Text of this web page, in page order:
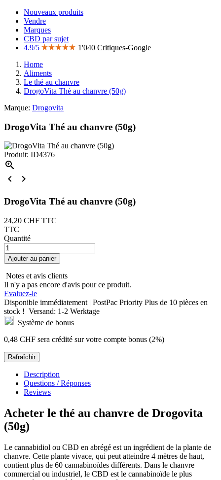
Nouveaux produits
Vendre
Marques
CBD par sujet
4.9/5
1'040 Critiques-Google
Home
Aliments
Le thé au chanvre
DrogoVita Thé au chanvre (50g)
Marque: Drogovita
DrogoVita Thé au chanvre (50g)
Produit: ID4376



DrogoVita Thé au chanvre (50g)
24,20 CHF TTC
TTC
Quantité
Ajouter au panier
Notes et avis clients
Il n'y a pas encore d'avis pour ce produit.
Evaluez-le
Disponible immédiatement | PostPac Priority Plus de 10 pièces en
stock ! Versand: 1-2 Werktage
Système de bonus
0,48 CHF sera crédité sur votre compte bonus (2%)
Description
Questions / Réponses
Reviews
Acheter le thé au chanvre de Drogovita
(50g)
Le cannabidiol ou CBD en abrégé est un ingrédient de la plante de
chanvre. Cette plante vivace, qui peut atteindre 4 mètres de haut,
contient plus de 60 cannabinoïdes différents. Dans le chanvre
commercial ou industriel, le CBD est le cannabinoïde le plus